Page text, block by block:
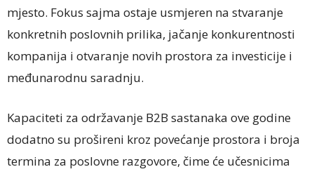
mjesto. Fokus sajma ostaje usmjeren na stvaranje
konkretnih poslovnih prilika, jačanje konkurentnosti
kompanija i otvaranje novih prostora za investicije i
međunarodnu saradnju.
Kapaciteti za održavanje B2B sastanaka ove godine
dodatno su prošireni kroz povećanje prostora i broja
termina za poslovne razgovore, čime će učesnicima